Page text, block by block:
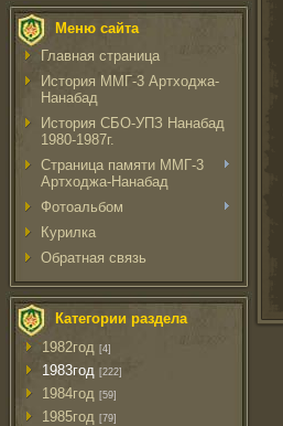
Меню сайта
Главная страница
История ММГ-3 Артходжа-
Нанабад
История СБО-УПЗ Нанабад
1980-1987г.
Страница памяти ММГ-3
Артходжа-Нанабад
Фотоальбом
Курилка
Обратная связь
Категории раздела
1982год [4]
1983год [222]
1984год [59]
1985год [79]